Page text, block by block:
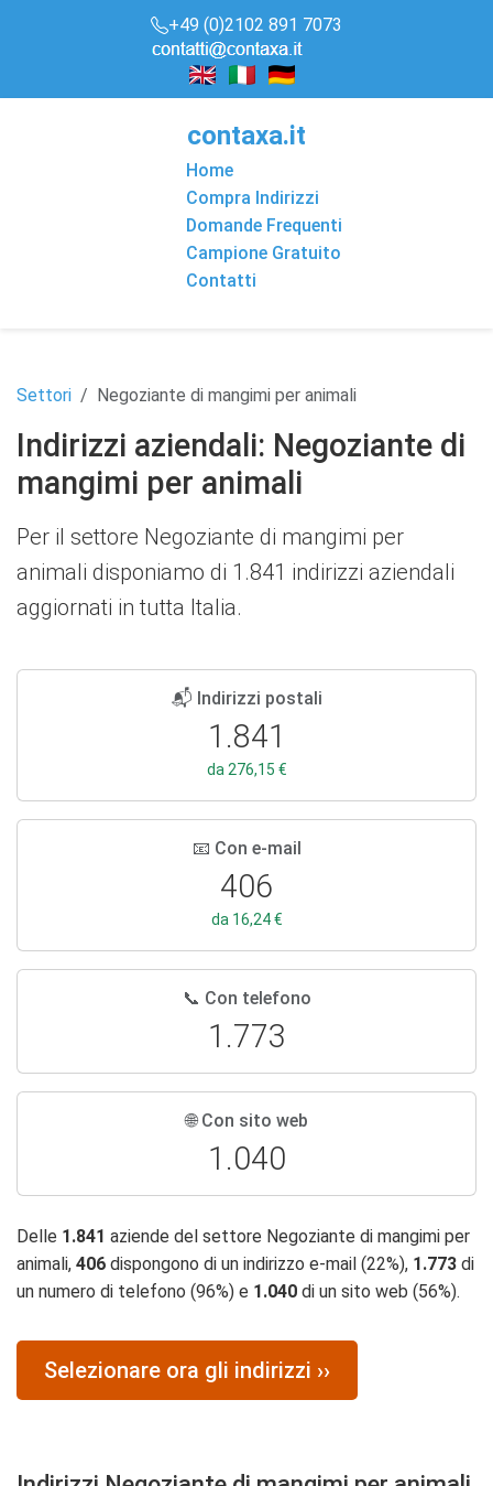
+49 (0)2102 891 7073
contaxa.it
Home
Compra Indirizzi
Domande Frequenti
Campione Gratuito
Contatti
Settori Negoziante di mangimi per animali
Indirizzi aziendali: Negoziante di
mangimi per animali
Per il settore Negoziante di mangimi per
animali disponiamo di 1.841 indirizzi aziendali
aggiornati in tutta Italia.
📬 Indirizzi postali
1.841
da 276,15 €
📧 Con e-mail
406
da 16,24 €
📞 Con telefono
1.773
🌐 Con sito web
1.040
Delle 1.841 aziende del settore Negoziante di mangimi per
animali, 406 dispongono di un indirizzo e-mail (22%), 1.773 di
un numero di telefono (96%) e 1.040 di un sito web (56%).
Selezionare ora gli indirizzi ››